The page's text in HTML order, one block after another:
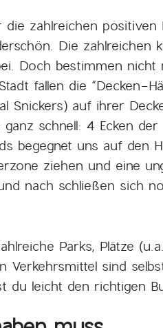
zahlreichen positiven
Die zahlreichen
Doch bestimmen
fallen die “Decken-
Snickers) auf ihrer
schnell: 4 Ecken
begegnet uns auf den
ziehen und eine
nach schließen sich
Parks, Plätze
Verkehrsmittel sind
du leicht den richtigen